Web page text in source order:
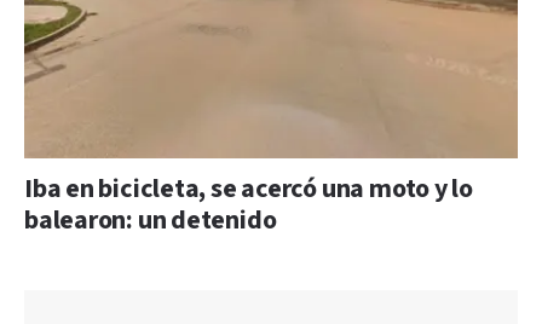
Iba en bicicleta, se acercó una moto y lo
balearon: un detenido